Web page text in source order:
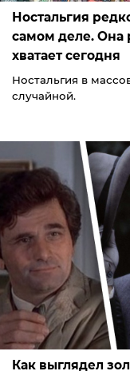
Ностальгия
самом деле. Она
хватает сегодня
Ностальгия в
случайной.
Как выглядел